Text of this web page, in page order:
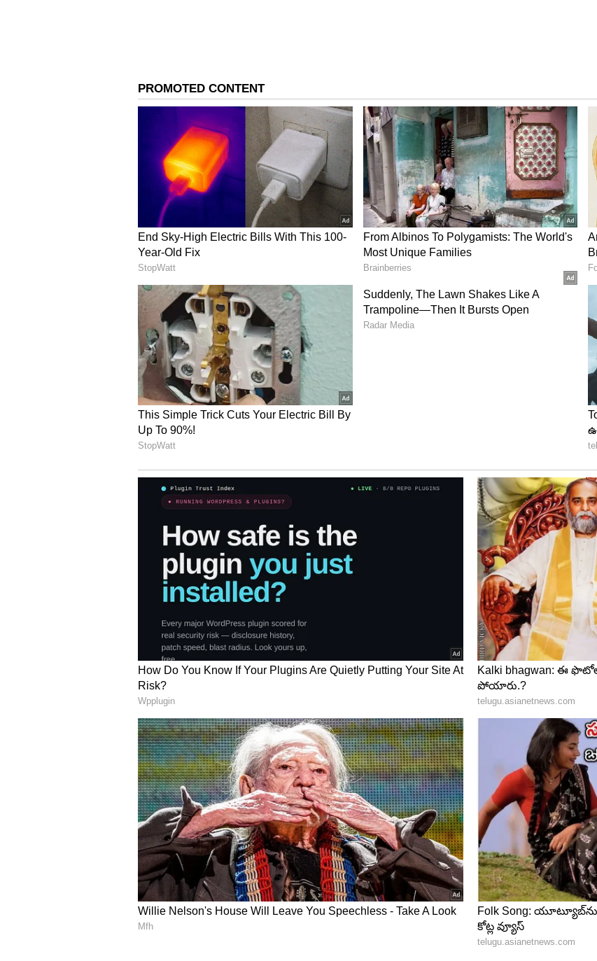
అయితే ఈసినిమా ప్రమోషన్స్ లో సుహాస్ కు వింత ప్రశ్న ఎదురయ్యింది. ఈ సినిమాలో సుహాస్ చేసిన లిప్
లాక్ సీన్ విషయంలో మీ భార్య అనుమతి తీసుకున్నారా అని ప్రశ్నిచగా.. సుహాస్ స్పందిస్తూ చెప్పిన
సమాధానం అందరిని ఆశ్చర్యపరిచింది. సుహాస్ మాట్లాడుతూ.. నా భార్య ఇప్పటికే సినిమా చూసింది..కిస్
సీన్ చూసి.. ఊ ..ఎంజాయ్ చేస్తున్నావ్ గా అనే అర్థం వచ్చేలా ఎక్స్ ప్రెషన్ ఇచ్చిందని సుహాస్ కామెంట్లు
రోజా, లయ, గౌతమి కూతుర్లను చూశారా..? హీరోయిన్లను మించిన అందం వారి సొంతం..
4
5
నా యాక్టింగ్ విషయంలో నా భార్య బెస్ట్ క్రిటిక్ అన్నారు సుహాస్. ఈ విషయంలో అలా చేయసి
ఉండాల్సింది..ఇలా చేసి ఉండాల్సింది అని ఎప్పుడూ తిడుతుందని సుహాస్ పేర్కొన్నారు. అంతే కాదు లిప్
లాక్ సీన్ విషయంలో తన భార్య ఎలాంటి ఎక్స్ ప్రెషన్ ఇచ్చిందో ఫన్నీగా చేసి చూపించారు సుహాస్.
అందరిని కాసేపు నవ్వించారు కూడా.
టాలీవుడ్ లో రిచ్చెస్ట్ హీరో ఎవరో తెలుసా..? ఆయన ఆస్తులు అన్ని వేల కోట్లా..? వైరల్ న్యూస్..
5